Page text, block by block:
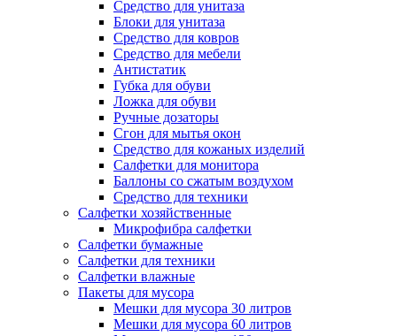
Средство для унитаза
Блоки для унитаза
Средство для ковров
Средство для мебели
Антистатик
Губка для обуви
Ложка для обуви
Ручные дозаторы
Сгон для мытья окон
Средство для кожаных изделий
Салфетки для монитора
Баллоны со сжатым воздухом
Средство для техники
Салфетки хозяйственные
Микрофибра салфетки
Салфетки бумажные
Салфетки для техники
Салфетки влажные
Пакеты для мусора
Мешки для мусора 30 литров
Мешки для мусора 60 литров